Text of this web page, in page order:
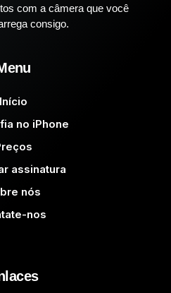
com a câmera que você
consigo.
Início
no iPhone
assinatura
nós
nos